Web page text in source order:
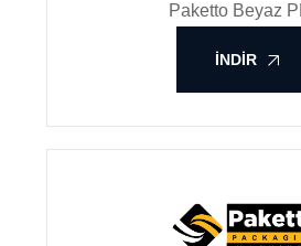
Paketto Beyaz
İNDIR